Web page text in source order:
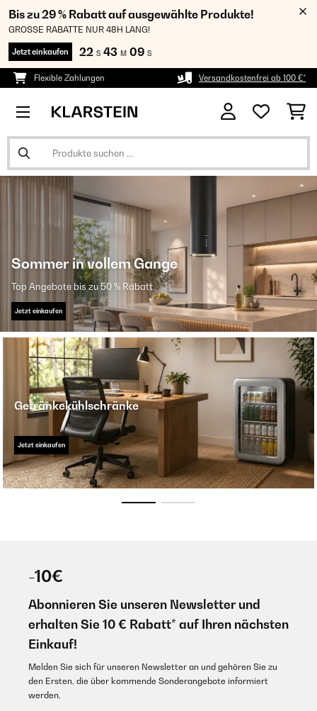
Bis zu 29 % Rabatt auf ausgewählte Produkte!
GROSSE RABATTE NUR 48H LANG!
Jetzt einkaufen 22 S 43 M 09 S
Flexible Zahlungen Versandkostenfrei ab 100 €*
Sommer in vollem Gange
Top Angebote bis zu 50 % Rabatt
Jetzt einkaufen
Getränkekühlschränke
Jetzt einkaufen
-10€
Abonnieren Sie unseren Newsletter und
erhalten Sie 10 € Rabatt* auf Ihren nächsten
Einkauf!
Melden Sie sich für unseren Newsletter an und gehören Sie zu
den Ersten, die über kommende Sonderangebote informiert
werden.